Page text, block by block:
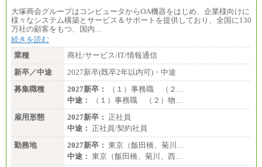
大塚商会グループはコンピュータからOA機器をはじめ、企業様向けに
様々なシステム構築とサービス＆サポートを提供しており、全国に130
万社の顧客をもつ、国内…
続きを読む
業種
商社/サービス/IT/情報通信
新卒／中途
2027新卒(既卒2年以内可)・中途
募集職種
2027新卒：
（１）事務職 （２…
中途：
（１）事務職 （２）物…
雇用形態
2027新卒： 正社員
中途： 正社員/契約社員
勤務地
2027新卒： 東京（飯田橋、菊川…
中途： 東京（飯田橋、菊川、西…